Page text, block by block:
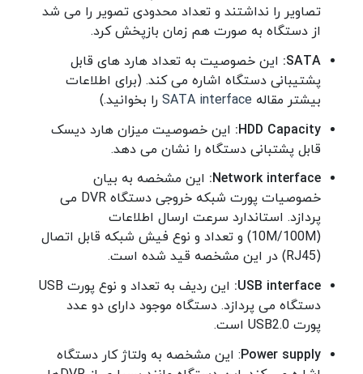
تصاویر را نداشتند و تعداد محدودی تصویر را می شد
از دستگاه به صورت هم زمان بازپخش کرد.
SATA: این خصوصیت به تعداد هارد های قابل
پشتیبانی دستگاه اشاره می کند. (برای اطلاعات
بیشتر مقاله SATA interface را بخوانید.)
HDD Capacity: این خصوصیت میزان هارد دیسک
قابل پشتبانی دستگاه را نشان می دهد.
Network interface: این مشخصه به بیان
خصوصیات پورت شبکه خروجی دستگاه DVR می
پردازد. استاندارد سرعت ارسال اطلاعات
(10M/100M) و تعداد و نوع فیش شبکه قابل اتصال
(RJ45) در این مشخصه قید شده است.
USB interface:
این ردیف به تعداد و نوع پورت USB
دستگاه می پردازد. دستگاه موجود دارای دو عدد
پورت USB2.0 است.
Power supply: این مشخصه به ولتاژ کار دستگاه